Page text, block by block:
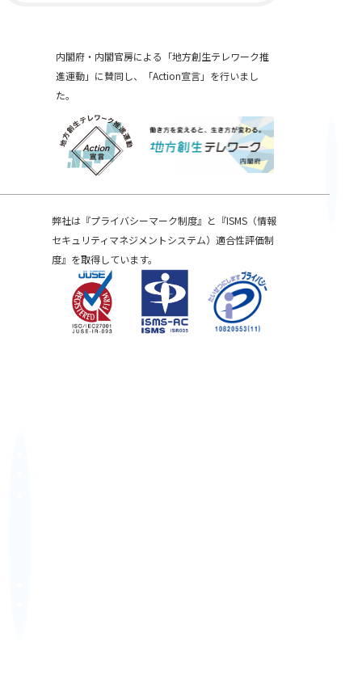
内閣府・内閣官房による「地方創生テレワーク推
進運動」に賛同し、「Action宣言」を行いまし
た。
弊社は『プライバシーマーク制度』と『ISMS（情報
セキュリティマネジメントシステム）適合性評価制
度』を取得しています。